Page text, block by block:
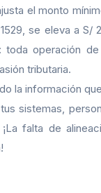
el monto
se eleva a S/
toda operación
tributaria.
la información
sistemas,
falta de